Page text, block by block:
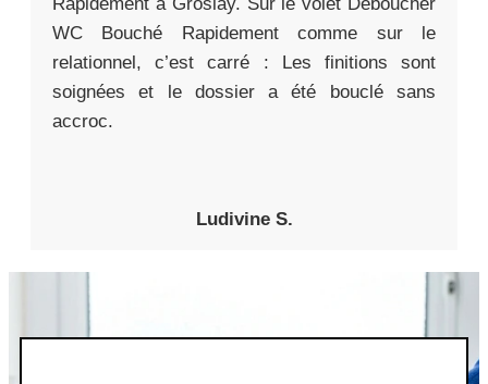
WC Bouché Rapidement comme sur le
relationnel, c’est carré : Les finitions sont
soignées et le dossier a été bouclé sans
accroc.
Ludivine S.